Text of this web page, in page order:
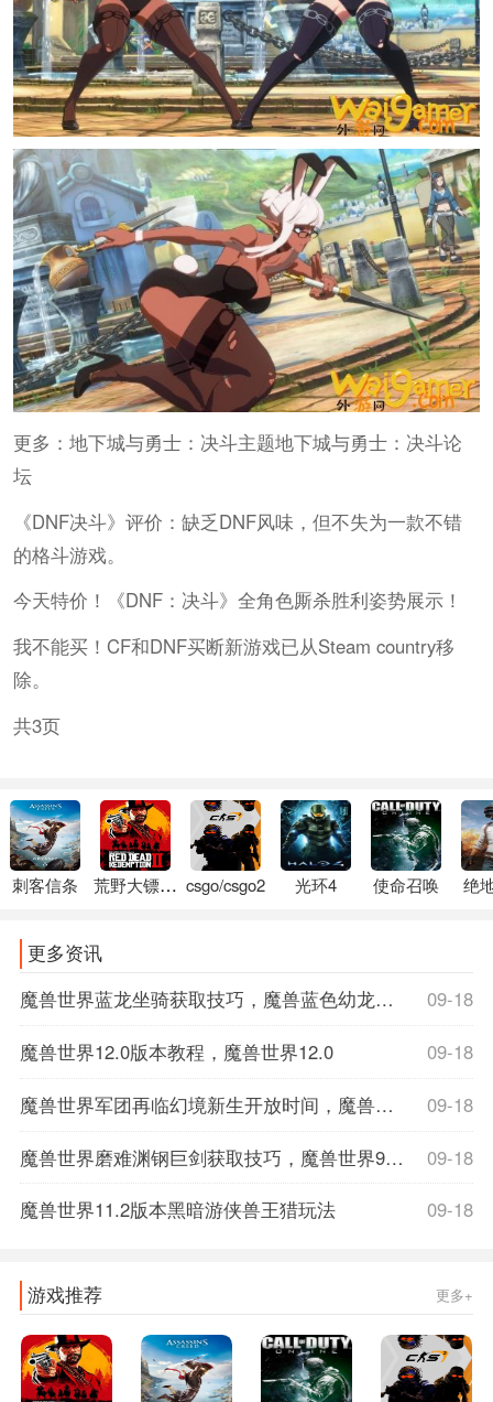
更多：地下城与勇士：决斗主题地下城与勇士：决斗论
坛
《DNF决斗》评价：缺乏DNF风味，但不失为一款不错
的格斗游戏。
今天特价！《DNF：决斗》全角色厮杀胜利姿势展示！
我不能买！CF和DNF买断新游戏已从Steam country移
除。
共3页
刺客信条 荒野大镖客2 csgo/csgo2 光环4 使命召唤 绝
更多资讯
09-18
魔兽世界蓝龙坐骑获取技巧，魔兽蓝色幼龙坐骑
09-18
魔兽世界12.0版本教程，魔兽世界12.0
09-18
魔兽世界军团再临幻境新生开放时间，魔兽世界军团再临数据库
09-18
魔兽世界磨难渊钢巨剑获取技巧，魔兽世界9.1磨难词缀
09-18
魔兽世界11.2版本黑暗游侠兽王猎玩法
游戏推荐 更多+